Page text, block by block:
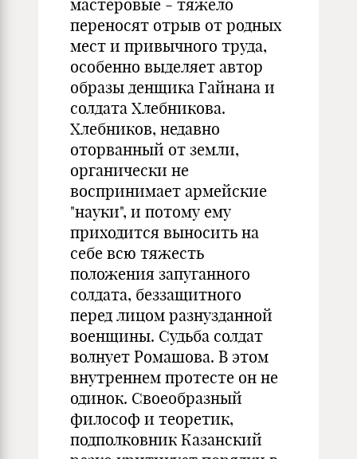
мастеровые - тяжело
переносят отрыв от родных
мест и привычного труда,
особенно выделяет автор
образы денщика Гайнана и
солдата Хлебникова.
Хлебников, недавно
оторванный от земли,
органически не
воспринимает армейские
"науки", и потому ему
приходится выносить на
себе всю тяжесть
положения запуганного
солдата, беззащитного
перед лицом разнузданной
военщины. Судьба солдат
волнует Ромашова. В этом
внутреннем протесте он не
одинок. Своеобразный
философ и теоретик,
подполковник Казанский